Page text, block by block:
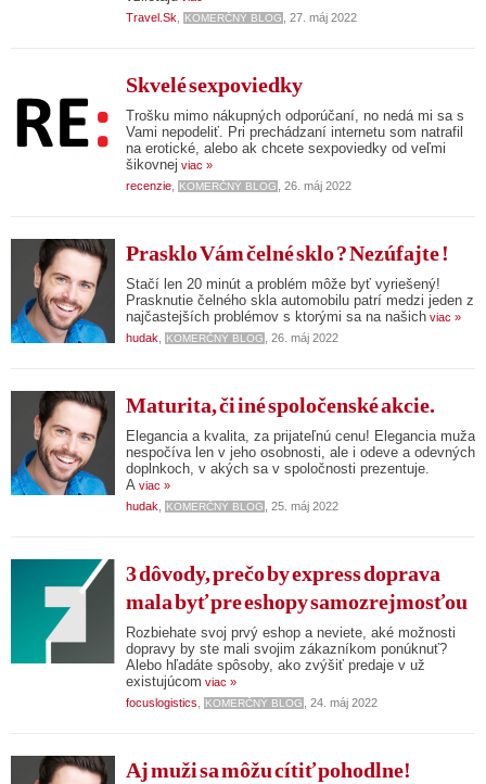
Travel.Sk
KOMERČNÝ BLOG , 27. máj 2022
Skvelé sexpoviedky
Trošku mimo nákupných odporúčaní, no nedá mi sa s
Vami nepodeliť. Pri prechádzaní internetu som natrafil
na erotické, alebo ak chcete sexpoviedky od veľmi
šikovnej viac »
recenzie
KOMERČNÝ BLOG , 26. máj 2022
Prasklo Vám čelné sklo ? Nezúfajte !
Stačí len 20 minút a problém môže byť vyriešený!
Prasknutie čelného skla automobilu patrí medzi jeden z
najčastejších problémov s ktorými sa na našich viac »
hudak
KOMERČNÝ BLOG , 26. máj 2022
Maturita, či iné spoločenské akcie.
Elegancia a kvalita, za prijateľnú cenu! Elegancia muža
nespočíva len v jeho osobnosti, ale i odeve a odevných
doplnkoch, v akých sa v spoločnosti prezentuje.
A viac »
hudak
KOMERČNÝ BLOG , 25. máj 2022
3 dôvody, prečo by express doprava
mala byť pre eshopy samozrejmosťou
Rozbiehate svoj prvý eshop a neviete, aké možnosti
dopravy by ste mali svojim zákazníkom ponúknuť?
Alebo hľadáte spôsoby, ako zvýšiť predaje v už
existujúcom viac »
focuslogistics
KOMERČNÝ BLOG , 24. máj 2022
Aj muži sa môžu cítiť pohodlne!